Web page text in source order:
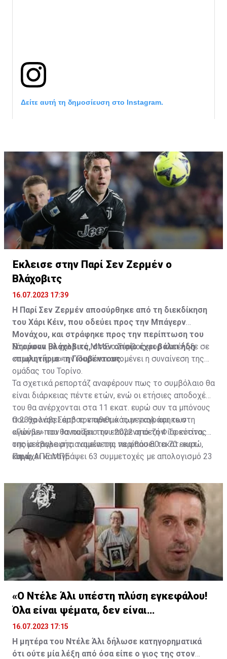
Δείτε αυτή τη δημοσίευση στο Instagram.
Έκλεισε στην Παρί Σεν Ζερμέν ο
Βλάχοβιτς
16.07.2023 17:39
Η Παρί Σεν Ζερμέν αποσύρθηκε από τη διεκδίκηση
του Χάρι Κέιν, που οδεύει προς την Μπάγερν
Μονάχου, και στράφηκε προς την περίπτωση του
Ντούσαν Βλάχοβιτς, στον οποίο έχει βάλει ήδη
«πωλητήριο» η Γιουβέντους.
Σύμφωνα με γαλλικά ΜΜΕ ο Σέρβος φορ κατέληξε σε
συμφωνία με την Παρί και απομένει η συναίνεση της
ομάδας του Τορίνο.
Τα σχετικά ρεπορτάζ αναφέρουν πως το συμβόλαιο θα
είναι διάρκειας πέντε ετών, ενώ οι ετήσιες αποδοχές
του θα ανέρχονται στα 11 εκατ. ευρώ συν τα μπόνους
που θα λάβει από τον αριθμό των γκολ και των
αγώνων που θα παίξει την επόμενη σεζόν. Το κόστος
της μεταγραφής αναμένεται να φθάσει τα 70 εκατ.
ευρώ.
Ο 23χρονος Σέρβος επιθετικός μεταγράφηκε στη
«Γιούβε» τον Ιανουάριο του 2022 από τη Φιορεντίνα, η
οποία έβαλε στα ταμεία της περίπου 80 εκατ. ευρώ,
και έχει καταγράψει 63 συμμετοχές με απολογισμό 23
Πηγή: ΑΠΕ ΜΠΕ
«Ο Ντέλε Άλι υπέστη πλύση εγκεφάλου!
Όλα είναι ψέματα, δεν είναι
υιοθετημένος»
16.07.2023 17:15
Η μητέρα του Ντέλε Άλι δήλωσε κατηγορηματικά
ότι ούτε μία λέξη από όσα είπε ο γιος της στον